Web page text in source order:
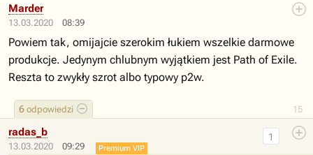
13.03.2020 08:39
15
6 odpowiedzi
Marder
Powiem tak, omijajcie szerokim łukiem wszelkie darmowe
produkcje. Jedynym chlubnym wyjątkiem jest Path of Exile.
Reszta to zwykły szrot albo typowy p2w.
13.03.2020 09:29
1
radas_b
Premium VIP